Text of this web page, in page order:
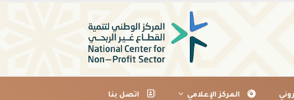
المركز الإعلامي اتصل بنا